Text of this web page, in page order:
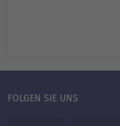
FOLGEN SIE UNS